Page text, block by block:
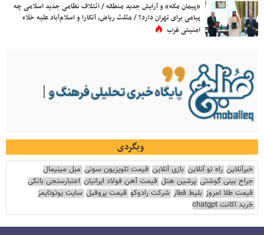
«پیمان مکه» و آرایش جدید منطقه / ائتلاف نظامی جدید اسلامی چه
پیامی برای تهران دارد؟ / مثلث ریاض، آنکارا و اسلام‌آباد علیه خلاء
امنیتی غرب
وبگردی
خبرآنلاین راه نو آنلاین بازی آنلاین قیمت تلویزیون سونی مبل مینیمال
جراح بینی گوشتی پرشین هتل قیمت آهن فولاد ایرانیان اعتبارسنجی بانکی
قیمت طلا امروز بلیط قطار شرکت رادوکو قیمت پروفیل سایت یوتوتایمز
خرید اکانت chatgpt